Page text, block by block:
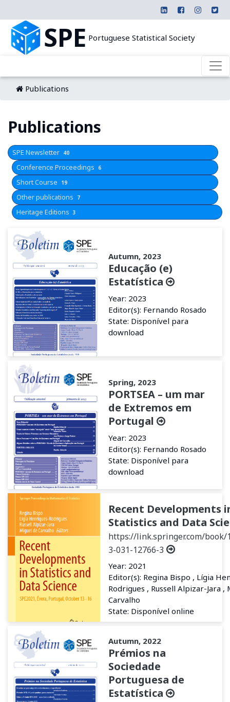
SPE Portuguese Statistical Society
Publications
Publications
SPE Newsletter 40
Conference Proceedings 6
Short Course 19
Other publications 7
Heritage Editions 3
Autumn, 2023
Educação (e)
Estatística
Year: 2023
Editor(s): Fernando Rosado
State: Disponível para
download
Spring, 2023
PORTSEA – um mar
de Extremos em
Portugal
Year: 2023
Editor(s): Fernando Rosado
State: Disponível para
download
Recent Developments
Statistics and Data
https://link.springer.com/book/
3-031-12766-3
Year: 2021
Editor(s): Regina Bispo , Lígia
Rodrigues , Russell Alpizar-Jara ,
Carvalho
State: Disponível online
Autumn, 2022
Prémios na
Sociedade
Portuguesa de
Estatística